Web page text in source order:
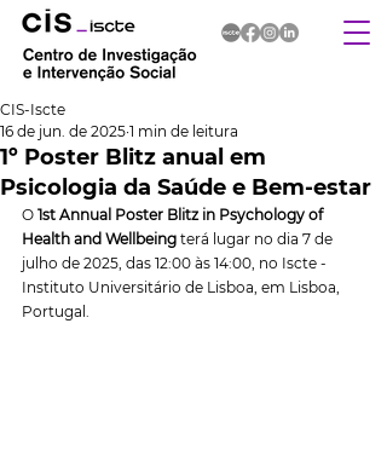
1º Poster Blitz anual em
Psicologia da Saúde e Bem-estar
CIS-Iscte
16 de jun. de 2025 1 min de leitura
O 1st Annual Poster Blitz in Psychology of
Health and Wellbeing terá lugar no dia 7 de
julho de 2025, das 12:00 às 14:00, no Iscte -
Instituto Universitário de Lisboa, em Lisboa,
Portugal.